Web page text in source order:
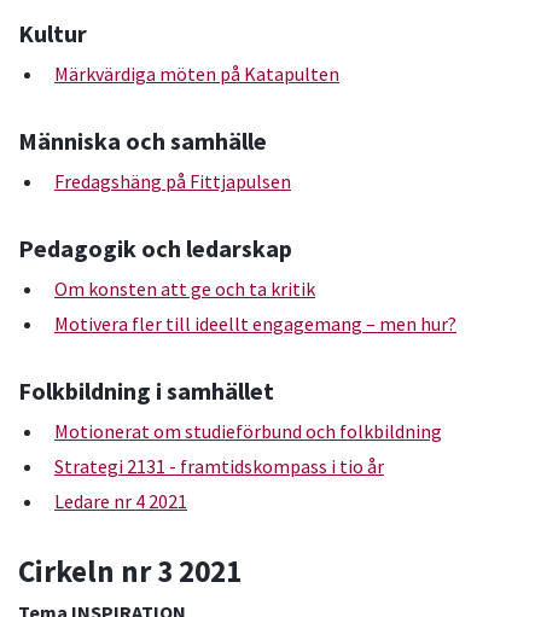
Kultur
Märkvärdiga möten på Katapulten
Människa och samhälle
Fredagshäng på Fittjapulsen
Pedagogik och ledarskap
Om konsten att ge och ta kritik
Motivera fler till ideellt engagemang – men hur?
Folkbildning i samhället
Motionerat om studieförbund och folkbildning
Strategi 2131 - framtidskompass i tio år
Ledare nr 4 2021
Cirkeln nr 3 2021
Tema INSPIRATION